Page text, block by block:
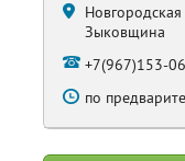
Зыковщина
+7(967)153-
по